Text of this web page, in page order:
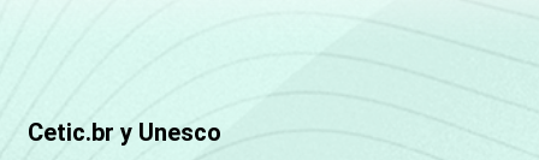
Cetic.br y Unesco